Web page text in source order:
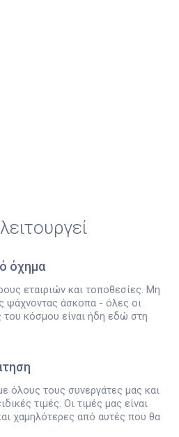
όχημα
εταιριών και τοποθεσίες. Μη
ψάχνοντας άσκοπα - όλες οι
του κόσμου είναι ήδη εδώ στη
όλους τους συνεργάτες μας και
τιμές. Οι τιμές μας είναι
χαμηλότερες από αυτές που θα